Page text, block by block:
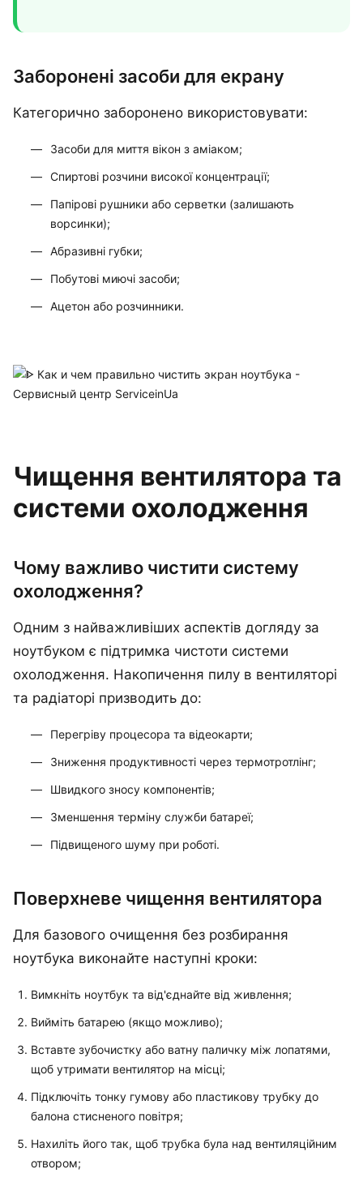
Заборонені засоби для екрану
Категорично заборонено використовувати:
Засоби для миття вікон з аміаком;
Спиртові розчини високої концентрації;
Папірові рушники або серветки (залишають
ворсинки);
Абразивні губки;
Побутові миючі засоби;
Ацетон або розчинники.
Чищення вентилятора та
системи охолодження
Чому важливо чистити систему
охолодження?
Одним з найважливіших аспектів догляду за
ноутбуком є підтримка чистоти системи
охолодження. Накопичення пилу в вентиляторі
та радіаторі призводить до:
Перегріву процесора та відеокарти;
Зниження продуктивності через термотротлінг;
Швидкого зносу компонентів;
Зменшення терміну служби батареї;
Підвищеного шуму при роботі.
Поверхневе чищення вентилятора
Для базового очищення без розбирання
ноутбука виконайте наступні кроки:
Вимкніть ноутбук та від'єднайте від живлення;
Вийміть батарею (якщо можливо);
Вставте зубочистку або ватну паличку між лопатями,
щоб утримати вентилятор на місці;
Підключіть тонку гумову або пластикову трубку до
балона стисненого повітря;
Нахиліть його так, щоб трубка була над вентиляційним
отвором;